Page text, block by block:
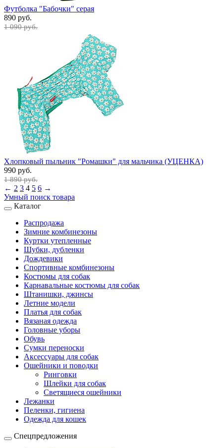
Футболка "Бабочки" серая
890 руб.
1 090 руб.
Хлопковый пыльник "Ромашки" для мальчика (УЦЕНКА)
990 руб.
1 890 руб.
← 2 3 4 5 6 →
Умный поиск товара
Каталог
Распродажа
Зимние комбинезоны
Куртки утепленные
Шубки, дубленки
Дождевики
Спортивные комбинезоны
Костюмы для собак
Карнавальные костюмы для собак
Штанишки, джинсы
Летние модели
Платья для собак
Вязаная одежда
Головные уборы
Обувь
Сумки переноски
Аксессуары для собак
Ошейники и поводки
Ринговки
Шлейки для собак
Светящиеся ошейники
Лежанки
Пеленки, гигиена
Одежда для кошек
Спецпредложения